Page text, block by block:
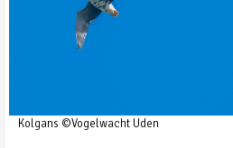
Kolgans ©Vogelwacht Uden